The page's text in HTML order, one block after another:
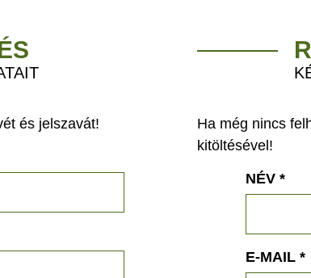
és jelszavát!
Ha még nincs
kitöltésével!
NÉV *
E-MAIL *